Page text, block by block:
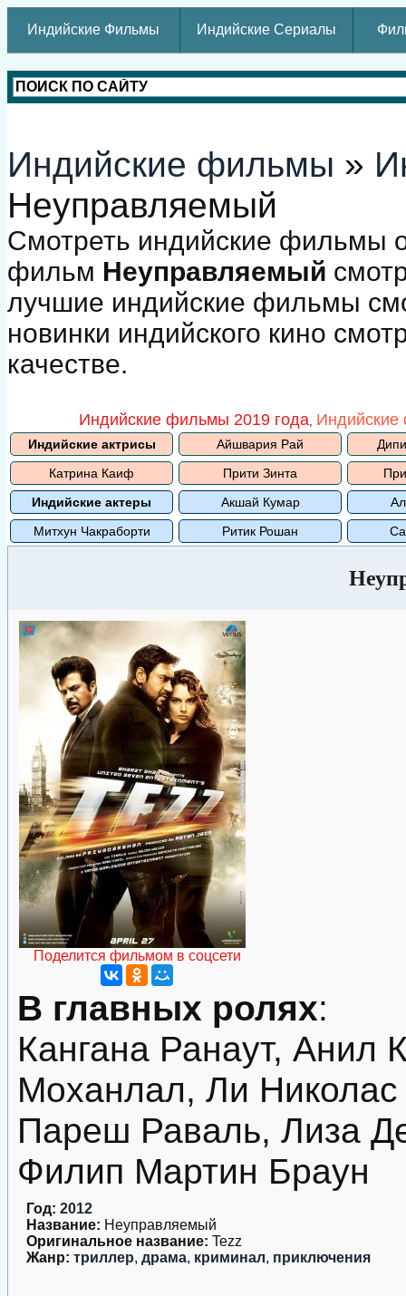
Индийские Фильмы Индийские Сериалы
Индийские фильмы »
Неуправляемый
Смотреть индийские фильмы
фильм Неуправляемый
лучшие индийские фильмы
новинки индийского кино
качестве.
Индийские фильмы 2019 года,
Индийские актрисы Айшвария Рай
Катрина Каиф
Прити Зинта
Индийские актеры
Акшай Кумар
Митхун Чакраборти
Ритик Рошан
Поделится фильмом в соцсети
В главных ролях:
Кангана Ранаут, Анил
Моханлал, Ли
Пареш Раваль, Лиза
Филип Мартин Браун
Год: 2012
Название: Неуправляемый
Оригинальное название: Tezz
Жанр: триллер, драма, криминал, приключения